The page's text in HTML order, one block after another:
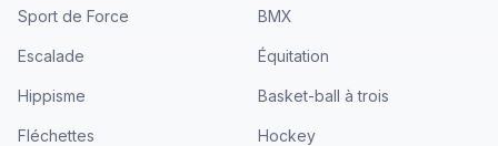
Sport de Force BMX
Escalade Équitation
Hippisme Basket-ball à trois
Fléchettes Hockey